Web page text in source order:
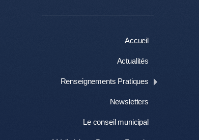
Accueil
Actualités
Renseignements Pratiques
Newsletters
Le conseil municipal